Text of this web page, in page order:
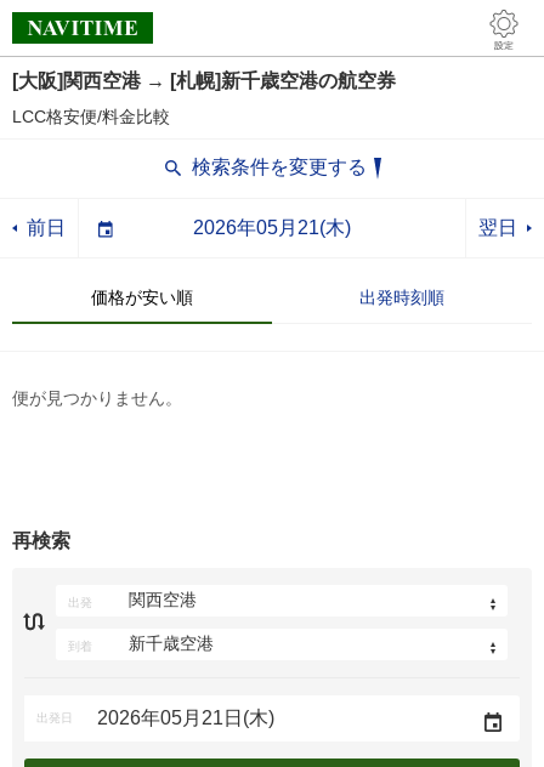
[大阪]関西空港 → [札幌]新千歳空港の航空券
LCC格安便/料金比較
検索条件を変更する
前日 翌日
価格が安い順 出発時刻順
便が見つかりません。
再検索
出発
到着
出発日